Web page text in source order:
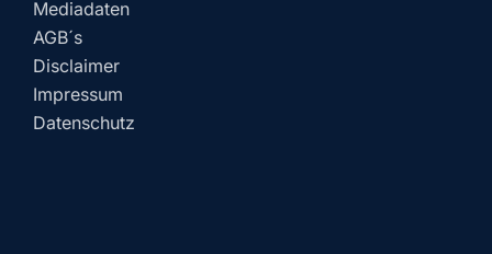
Mediadaten
AGB´s
Disclaimer
Impressum
Datenschutz